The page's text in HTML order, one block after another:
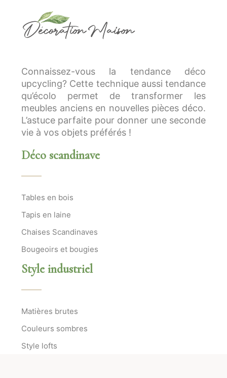
Connaissez-vous la tendance déco
upcycling? Cette technique aussi tendance
qu’écolo permet de transformer les
meubles anciens en nouvelles pièces déco.
L’astuce parfaite pour donner une seconde
vie à vos objets préférés !
Déco scandinave
Tables en bois
Tapis en laine
Chaises Scandinaves
Bougeoirs et bougies
Style industriel
Matières brutes
Couleurs sombres
Style lofts